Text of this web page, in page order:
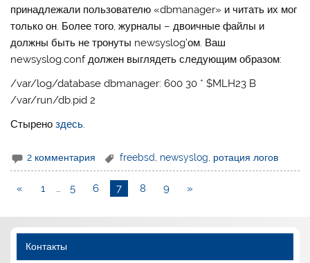
принадлежали пользователю «dbmanager» и читать их мог
только он. Более того, журналы – двоичные файлы и
должны быть не тронуты newsyslog’ом. Ваш
newsyslog.conf должен выглядеть следующим образом:
/var/log/database dbmanager: 600 30 * $MLH23 B
/var/run/db.pid 2
Стыреноздесь.
2 комментария freebsd newsyslog ротация логов
« 1 … 5 6 7 8 9 »
Контакты